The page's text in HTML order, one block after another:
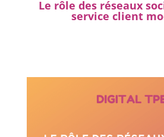
Le rôle des réseaux
service client